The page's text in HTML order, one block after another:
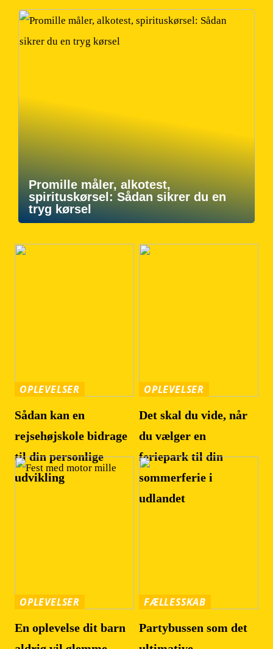
Promille måler, alkotest,
spirituskørsel: Sådan sikrer du en
tryg kørsel
OPLEVELSER
Sådan kan en
rejsehøjskole bidrage
til din personlige
udvikling
OPLEVELSER
Det skal du vide, når
du vælger en
feriepark til din
sommerferie i
udlandet
OPLEVELSER
En oplevelse dit barn
FÆLLESSKAB
Partybussen som det